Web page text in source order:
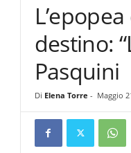
destino:
Pasquini
Di Elena Torre - Maggio